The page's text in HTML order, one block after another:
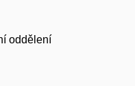
oddělení